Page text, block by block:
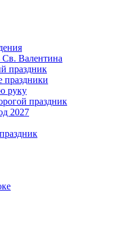
Св. Валентина
праздник
праздники
руку
праздник
2027